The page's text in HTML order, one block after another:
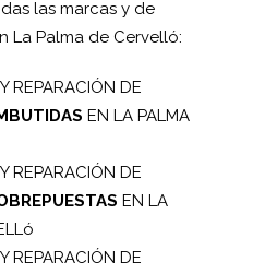
las marcas y de
La Palma de Cervelló:
REPARACIÓN DE
EN LA PALMA
REPARACIÓN DE
EN LA
REPARACIÓN DE